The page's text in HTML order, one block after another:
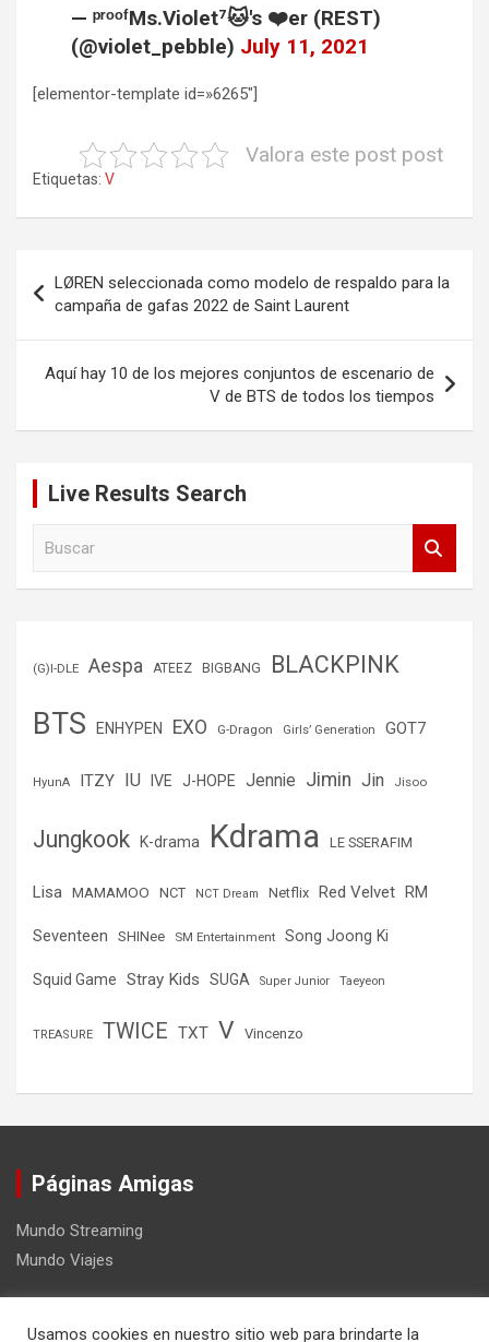
— ᵖʳᵒᵒᶠMs.Violet⁷🐱's ❤️er (REST)
(@violet_pebble) July 11, 2021
[elementor-template id=»6265″]
Valora este post post
Etiquetas: V
de
entradas
LØREN seleccionada como modelo de respaldo para la
campaña de gafas 2022 de Saint Laurent
Aquí hay 10 de los mejores conjuntos de escenario de
V de BTS de todos los tiempos
Live Results Search
(G)I-DLE Aespa ATEEZ BIGBANG BLACKPINK
BTS ENHYPEN EXO G-Dragon Girls’ Generation GOT7
HyunA ITZY IU IVE J-HOPE Jennie Jimin Jin Jisoo
Jungkook K-drama Kdrama LE SSERAFIM
Lisa MAMAMOO NCT NCT Dream Netflix Red Velvet RM
Seventeen SHINee SM Entertainment Song Joong Ki
Squid Game Stray Kids SUGA Super Junior Taeyeon
TREASURE TWICE TXT V Vincenzo
Páginas Amigas
Mundo Streaming
Mundo Viajes
Usamos cookies en nuestro sitio web para brindarte la